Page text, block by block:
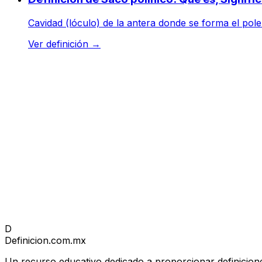
Cavidad (lóculo) de la antera donde se forma el
Ver definición →
D
Definicion.com.mx